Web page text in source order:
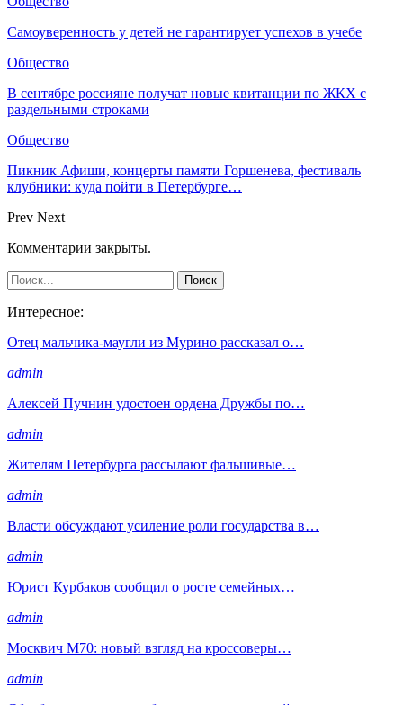
Самоуверенность у детей не гарантирует успехов в учебе
Общество
В сентябре россияне получат новые квитанции по ЖКХ с
раздельными строками
Общество
Пикник Афиши, концерты памяти Горшенева, фестиваль
клубники: куда пойти в Петербурге…
Prev Next
Комментарии закрыты.
Интересное:
Отец мальчика-маугли из Мурино рассказал о…
admin
Алексей Пучнин удостоен ордена Дружбы по…
admin
Жителям Петербурга рассылают фальшивые…
admin
Власти обсуждают усиление роли государства в…
admin
Юрист Курбаков сообщил о росте семейных…
admin
Москвич М70: новый взгляд на кроссоверы…
admin